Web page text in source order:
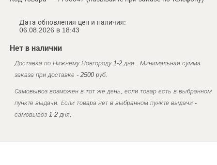
Дата обновления цен и наличия:
06.08.2026 в 18:43
Нет в наличии
Доставка по Нижнему Новгороду 1-2 дня . Минимальная сумма
заказа при доставке - 2500 руб.
Самовывоз возможен в тот же день, если товар есть в выбранном
пункте выдачи. Если товара нет в выбранном пункте выдачи -
самовывоз 1-2 дня.